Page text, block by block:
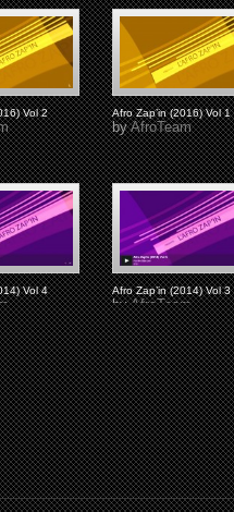
Vol 2 Afro Zap’in (2016) Vol 1
byAfroTeam
Vol 4 Afro Zap’in (2014) Vol 3
byAfroTeam